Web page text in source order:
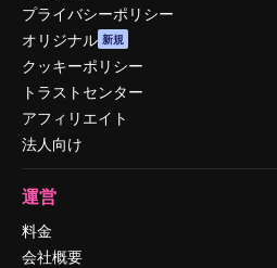
プライバシーポリシー
オリジナル 新規
クッキーポリシー
トラストセンター
アフィリエイト
法人向け
運営
料金
会社概要